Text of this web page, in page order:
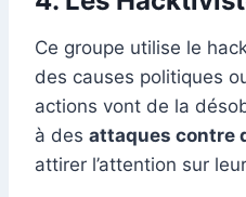
Ce groupe utilise le
des causes politiques
actions vont de la
à des attaques contre
attirer l’attention sur